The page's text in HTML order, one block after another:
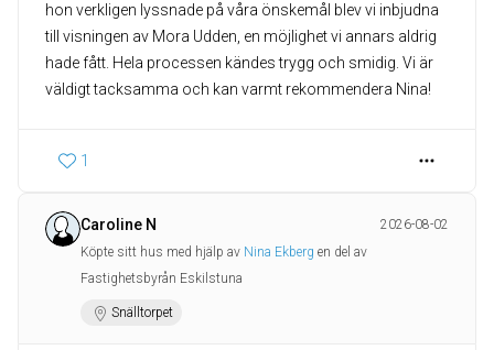
hon verkligen lyssnade på våra önskemål blev vi inbjudna
till visningen av Mora Udden, en möjlighet vi annars aldrig
hade fått. Hela processen kändes trygg och smidig. Vi är
väldigt tacksamma och kan varmt rekommendera Nina!
1
Caroline N
2026-08-02
Köpte sitt hus med hjälp av Nina Ekberg en del av
Fastighetsbyrån Eskilstuna
Snälltorpet